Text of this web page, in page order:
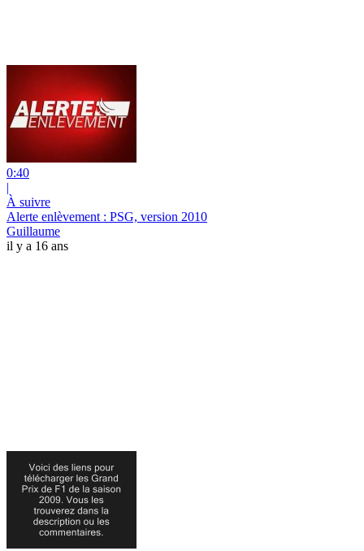
0:40
|
À suivre
Alerte enlèvement : PSG, version 2010
Guillaume
il y a 16 ans